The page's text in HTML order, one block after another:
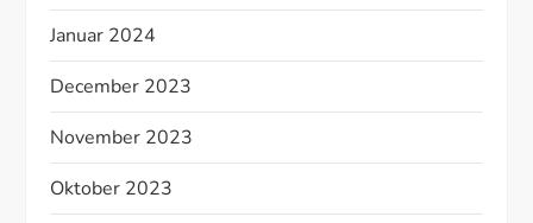
Januar 2024
December 2023
November 2023
Oktober 2023